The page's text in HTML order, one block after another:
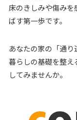
床のきしみや傷み
ばす第一歩です。
あなたの家の「通り
暮らしの基礎を整
してみませんか。